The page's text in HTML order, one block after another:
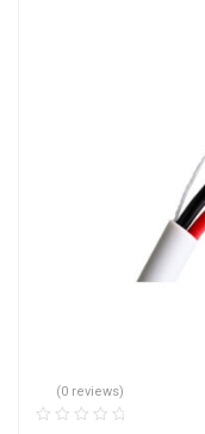
(0 reviews)